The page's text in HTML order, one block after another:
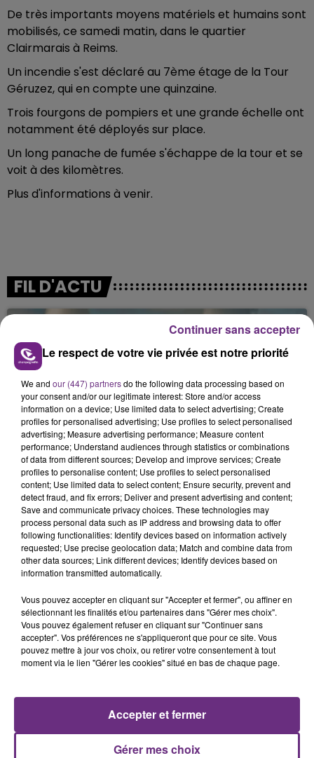
De très importants moyens matériels et humains sont
mobilisés, ce samedi matin, dans le quartier
Clairmarais à Reims.
Un incendie s'est déclaré au 7ème étage de la Tour
Géruzez, qui en compte une quinzaine.
Trois fourgons de pompiers et une grande échelle ont
notamment été déployés sur place.
Un long panache de fumée s'échappe de la tour et se
voit à des kilomètres.
Plus d'informations à venir.
FIL D'ACTU
7 août 2026
LA CENTRALE NUCLÉAIRE DE CHOOZ
TOUJOURS À L'ARRÊT
Cela fait déjà une semaine que la centrale
nucléaire ardennaise est à l'arrêt. Une situation
justifiée par la sécheresse intense qui est toujours
présente.
7 août 2026
LE MAGASIN JOUÉCLUB DE REIMS FERME
SES PORTES
C'était l'une des institutions du centre-ville
rémois. Le magasin JouéClub est contraint de
TITRES DIFFUSÉS
8h47
8h47 8h44
8h44
Le respect de votre vie privée est notre priorité
We and our (447) partnersdo the following data processing based on
your consent and/or our legitimate interest: Store and/or access
information on a device; Use limited data to select advertising; Create
profiles for personalised advertising; Use profiles to select personalised
advertising; Measure advertising performance; Measure content
performance; Understand audiences through statistics or combinations
of data from different sources; Develop and improve services; Create
profiles to personalise content; Use profiles to select personalised
content; Use limited data to select content; Ensure security, prevent and
detect fraud, and fix errors; Deliver and present advertising and content;
Save and communicate privacy choices. These technologies may
process personal data such as IP address and browsing data to offer
following functionalities: Identify devices based on information actively
requested; Use precise geolocation data; Match and combine data from
other data sources; Link different devices; Identify devices based on
information transmitted automatically.
Vous pouvez accepter en cliquant sur "Accepter et fermer", ou affiner en
sélectionnant les finalités et/ou partenaires dans "Gérer mes choix".
Vous pouvez également refuser en cliquant sur "Continuer sans
accepter". Vos préférences ne s'appliqueront que pour ce site. Vous
pouvez mettre à jour vos choix, ou retirer votre consentement à tout
moment via le lien "Gérer les cookies" situé en bas de chaque page.
Gérer mes choix
Accepter et fermer
Continuer sans accepter